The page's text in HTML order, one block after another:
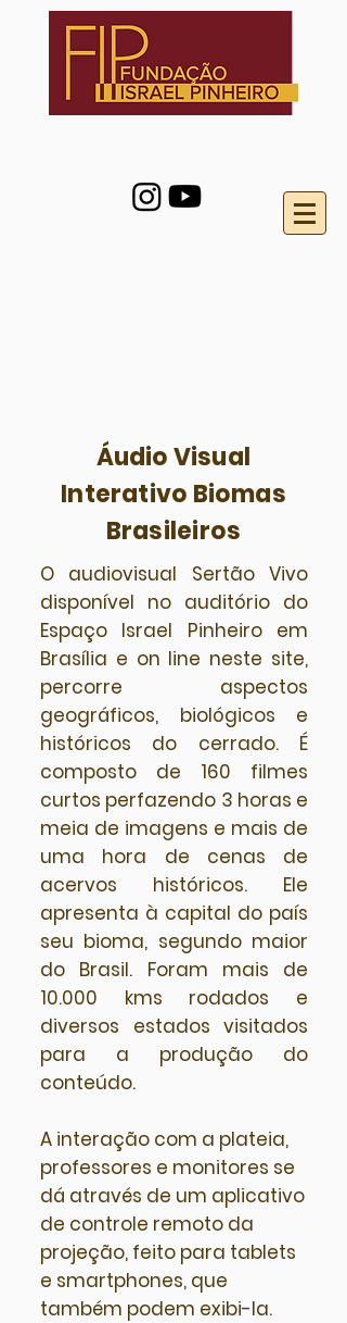
ÁudioVisual
Interativo Biomas
Brasileiros
O audiovisual Sertão Vivo
disponível no auditório do
Espaço Israel Pinheiro em
Brasília e on line neste site,
percorre aspectos
geográficos, biológicos e
históricos do cerrado. É
composto de 160 filmes
curtos perfazendo 3 horas e
meia de imagens e mais de
uma hora de cenas de
acervos históricos. Ele
apresenta à capital do país
seu bioma, segundo maior
do Brasil. Foram mais de
10.000 kms rodados e
diversos estados visitados
para a produção do
conteúdo.
A interação com a plateia,
professores e monitores se
dá através de um aplicativo
de controle remoto da
projeção, feito para tablets
e smartphones, que
também podem exibi-la.